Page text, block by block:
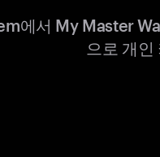
에서 My Master
으로 개인